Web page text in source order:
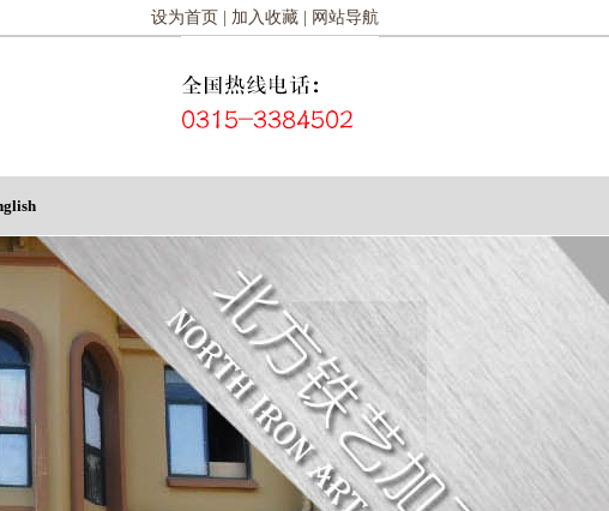
设为首页 | 加入收藏 | 网站导航